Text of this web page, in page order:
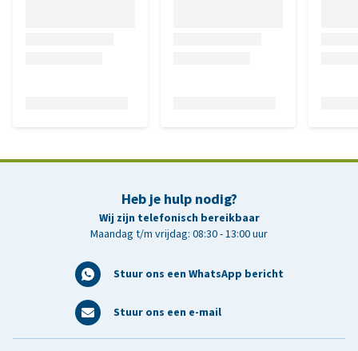
Heb je hulp nodig?
Wij zijn telefonisch bereikbaar
Maandag t/m vrijdag: 08:30 - 13:00 uur
Stuur ons een WhatsApp bericht
Stuur ons een e-mail